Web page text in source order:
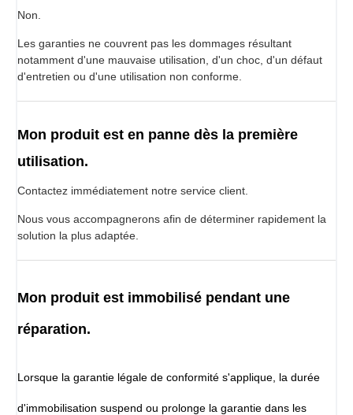
Non.
Les garanties ne couvrent pas les dommages résultant
notamment d'une mauvaise utilisation, d'un choc, d'un défaut
d'entretien ou d'une utilisation non conforme.
Mon produit est en panne dès la première
utilisation.
Contactez immédiatement notre service client.
Nous vous accompagnerons afin de déterminer rapidement la
solution la plus adaptée.
Mon produit est immobilisé pendant une
réparation.
Lorsque la garantie légale de conformité s'applique, la durée
d'immobilisation suspend ou prolonge la garantie dans les